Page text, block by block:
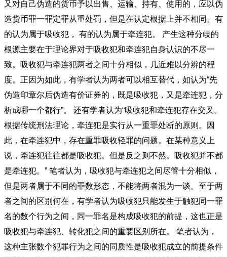
又对自己伪造的货币予以出售、运输、持有、使用的，应以伪
造货币罪一罪定罪从重处罚，但是在认定根据上并不相同。有
的认为属于吸收犯， 有的认为属于牵连犯。 产生这种分歧的
根源主要在于理论界对于吸收犯和牵连犯自身认识的不尽一
致。吸收犯与牵连犯两者之间十分相似，几近难以分辨的程
度。正因为如此，有学者认为两者可以相互替代，如认为“先
伪造印章尔后伪造有价证券的，既是吸收犯，又是牵连犯，分
析成哪一个都行”。 还有学者认为“吸收犯和牵连犯存在交叉。
根据传统刑法理论，牵连犯是实行从一重罪处断的原则。因
此，在牵连犯中，存在重罪吸收轻罪的问题。在某种意义上
说，牵连犯往往都是吸收犯。但是反之则不然。吸收犯并不都
是牵连犯。” 笔者认为，吸收犯与牵连犯之间尽管十分相似，
但是两者属于不同的罪数形态，不能将两者混为一谈。至于两
者之间的区别何在，有学者认为吸收犯只能发生于触犯同一罪
名的数个行为之间，同一罪名是构成吸收犯的前提，这也正是
吸收犯与牵连犯、转化犯之间的重要区别所在。 笔者认为，
这种主张数个犯罪行为之间的同质性是吸收犯成立的前提条件